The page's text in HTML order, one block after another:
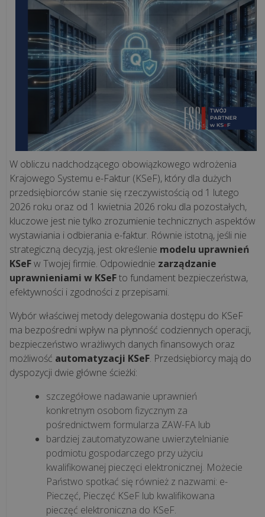
znikną?
sprawdzić
fiskalnej?
Usługi
remontowe
a
kasa
fiskalna
-
kiedy
trzeba
ją
mieć?
Sprzedaż
waty
cukrowej
a
kasa
fiskalna
obowiązkow...
W obliczu nadchodzącego obowiązkowego wdrożenia
Krajowego Systemu e-Faktur (KSeF), który dla dużych
przedsiębiorców stanie się rzeczywistością od 1 lutego
2026 roku oraz od 1 kwietnia 2026 roku dla pozostałych,
kluczowe jest nie tylko zrozumienie technicznych aspektów
wystawiania i odbierania e-faktur. Równie istotną, jeśli nie
strategiczną decyzją, jest określenie modelu uprawnień
KSeFw Twojej firmie. Odpowiednie zarządzanie
uprawnieniami w KSeFto fundament bezpieczeństwa,
efektywności i zgodności z przepisami.
Wybór właściwej metody delegowania dostępu do KSeF
ma bezpośredni wpływ na płynność codziennych operacji,
bezpieczeństwo wrażliwych danych finansowych oraz
możliwość automatyzacji KSeF. Przedsiębiorcy mają do
dyspozycji dwie główne ścieżki:
szczegółowe nadawanie uprawnień
konkretnym osobom fizycznym za
pośrednictwem formularza ZAW-FA lub
bardziej zautomatyzowane uwierzytelnianie
podmiotu gospodarczego przy użyciu
kwalifikowanej pieczęci elektronicznej. Możecie
Państwo spotkać się również z nazwami: e-
Pieczęć, Pieczęć KSeF lub kwalifikowana
pieczęć elektroniczna do KSeF.